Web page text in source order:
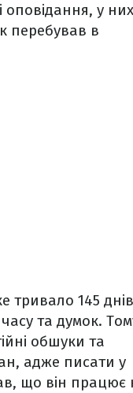
у них
перебував в
тривало 145
та думок.
обшуки та
адже писати у
що він працює